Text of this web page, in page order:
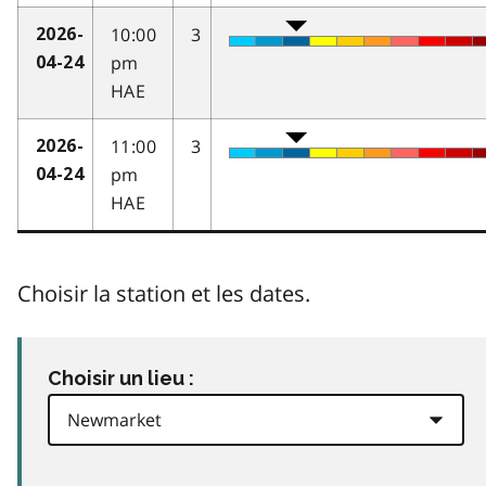
2026-
04-24
10:00
pm
HAE
3
2026-
04-24
11:00
pm
HAE
3
Choisir la station et les dates.
Choisir un lieu :